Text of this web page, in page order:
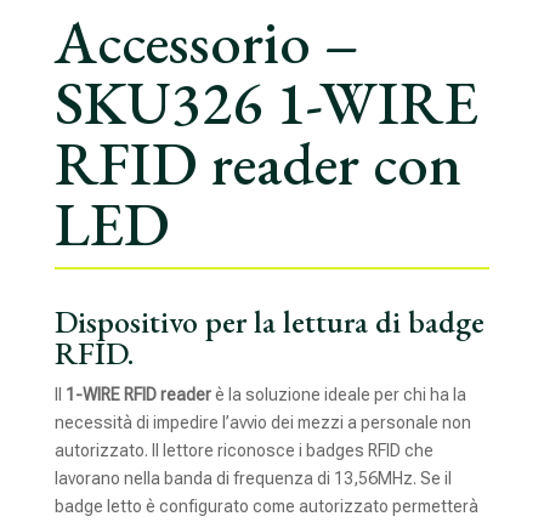
Accessorio –
SKU326 1-WIRE
RFID reader con
LED
Dispositivo per la lettura di badge
RFID.
1-WIRE RFID readerè la soluzione ideale per chi ha la
necessità di impedire l’avvio dei mezzi a personale non
autorizzato. Il lettore riconosce i badges RFID che
lavorano nella banda di frequenza di 13,56MHz. Se il
badge letto è configurato come autorizzato permetterà